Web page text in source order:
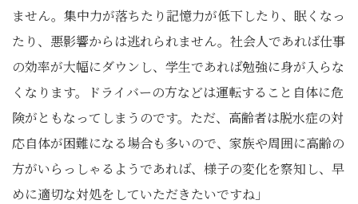
ません。集中力が落ちたり記憶力が低下したり、眠くなっ
たり、悪影響からは逃れられません。社会人であれば仕事
の効率が大幅にダウンし、学生であれば勉強に身が入らな
くなります。ドライバーの方などは運転すること自体に危
険がともなってしまうのです。ただ、高齢者は脱水症の対
応自体が困難になる場合も多いので、家族や周囲に高齢の
方がいらっしゃるようであれば、様子の変化を察知し、早
めに適切な対処をしていただきたいですね」